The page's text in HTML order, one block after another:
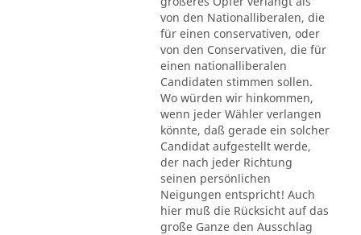
von den Nationalliberalen, die
für einen conservativen, oder
von den Conservativen, die für
einen nationalliberalen
Candidaten stimmen sollen.
Wo würden wir hinkommen,
wenn jeder Wähler verlangen
könnte, daß gerade ein solcher
Candidat aufgestellt werde,
der nach jeder Richtung
seinen persönlichen
Neigungen entspricht! Auch
hier muß die Rücksicht auf das
große Ganze den Ausschlag